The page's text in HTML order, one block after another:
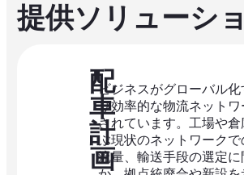
提供ソリューシ
配
車
計
画
ビジネスがグローバル化
り効率的な物流ネットワ
されています。工場や
ぶ現状のネットワーク
流量、輸送手段の選定